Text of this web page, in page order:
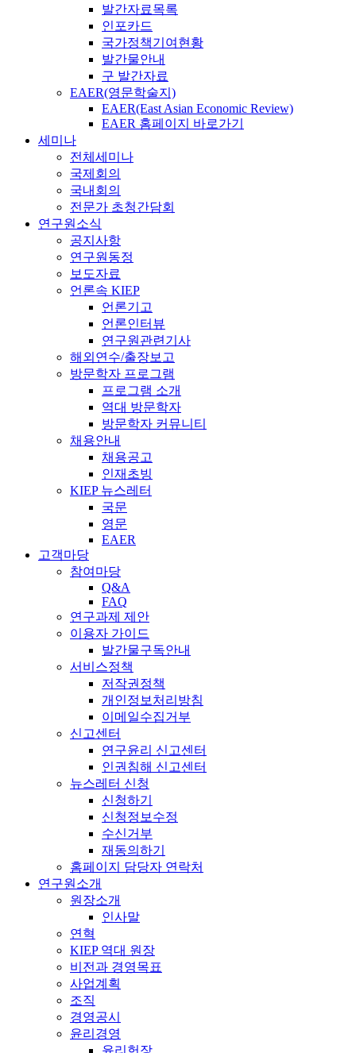
발간자료목록
인포카드
국가정책기여현황
발간물안내
구 발간자료
EAER(영문학술지)
EAER(East Asian Economic Review)
EAER 홈페이지 바로가기
세미나
전체세미나
국제회의
국내회의
전문가 초청간담회
연구원소식
공지사항
연구원동정
보도자료
언론속 KIEP
언론기고
언론인터뷰
연구원관련기사
해외연수/출장보고
방문학자 프로그램
프로그램 소개
역대 방문학자
방문학자 커뮤니티
채용안내
채용공고
인재초빙
KIEP 뉴스레터
국문
영문
EAER
고객마당
참여마당
Q&A
FAQ
연구과제 제안
이용자 가이드
발간물구독안내
서비스정책
저작권정책
개인정보처리방침
이메일수집거부
신고센터
연구윤리 신고센터
인권침해 신고센터
뉴스레터 신청
신청하기
신청정보수정
수신거부
재동의하기
홈페이지 담당자 연락처
연구원소개
원장소개
인사말
연혁
KIEP 역대 원장
비전과 경영목표
사업계획
조직
경영공시
윤리경영
윤리헌장